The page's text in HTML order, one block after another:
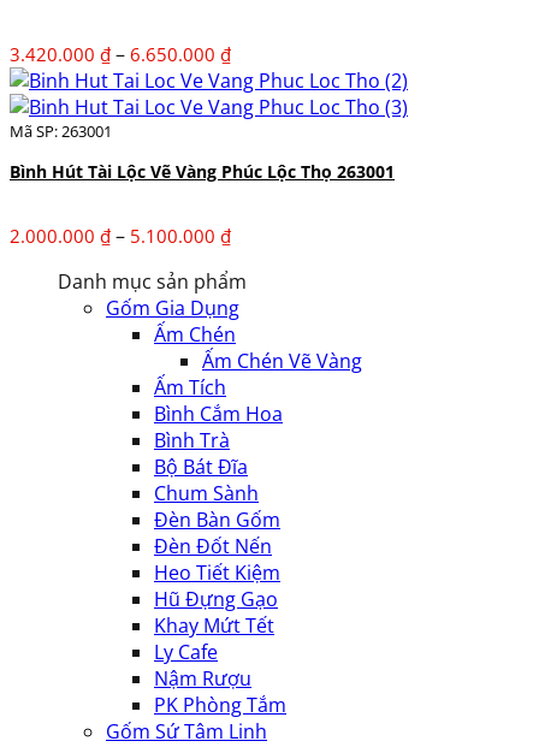
3.420.000 ₫ – 6.650.000 ₫Khoảng
giá:
từ
đến
6.650.000 ₫
Mã SP: 263001
Bình Hút Tài Lộc Vẽ Vàng Phúc Lộc Thọ 263001
2.000.000 ₫ – 5.100.000 ₫Khoảng
từ
2.000.000 ₫
đến
5.100.000 ₫
Danh mục sản phẩm
Gốm Gia Dụng
Ấm Chén
Ấm Chén Vẽ Vàng
Ấm Tích
Bình Cắm Hoa
Bình Trà
Bộ Bát Đĩa
Chum Sành
Đèn Bàn Gốm
Đèn Đốt Nến
Heo Tiết Kiệm
Hũ Đựng Gạo
Khay Mứt Tết
Ly Cafe
Nậm Rượu
PK Phòng Tắm
Gốm Sứ Tâm Linh